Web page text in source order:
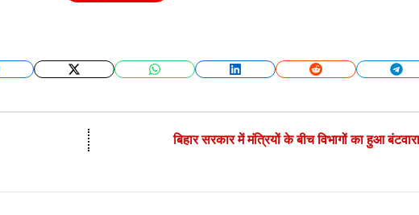
Twitter WhatsApp LinkedIn Reddit
बिहार सरकार में मंत्रियों के बीच विभागों का हुआ बंटवारा